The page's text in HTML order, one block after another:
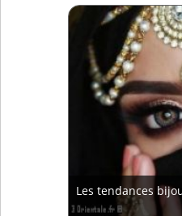
Les tendances